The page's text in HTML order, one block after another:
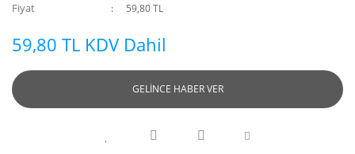
Fiyat 59,80 TL
59,80 TL KDV Dahil
GELİNCE HABER VER